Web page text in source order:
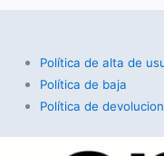
Política de alta de
Política de baja
Política de